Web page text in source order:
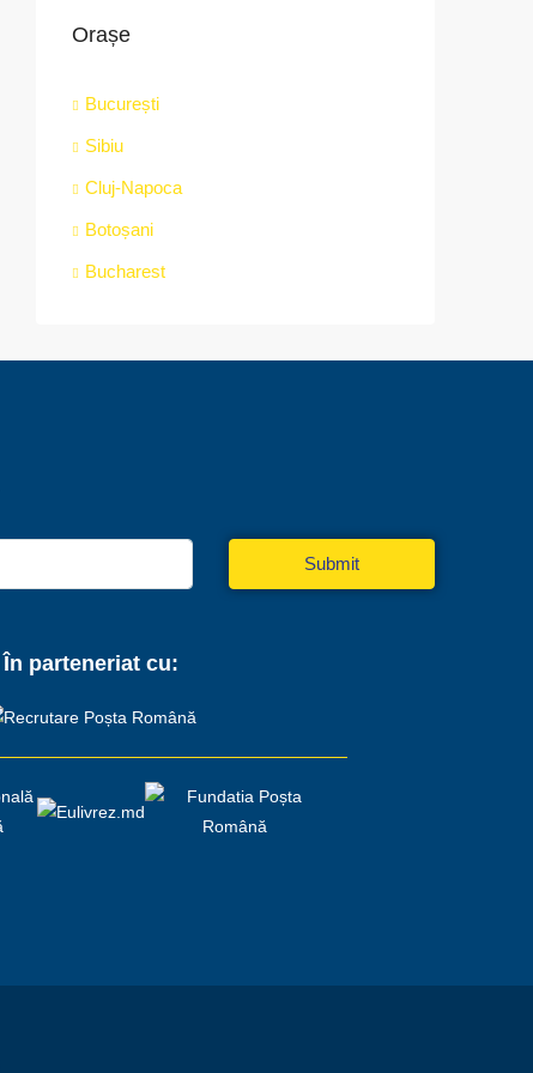
Orașe
București
Sibiu
Cluj-Napoca
Botoșani
Bucharest
Submit
În parteneriat cu: